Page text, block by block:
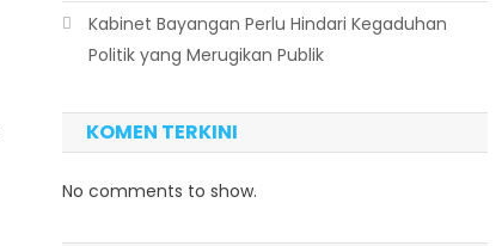
Kabinet Bayangan Perlu Hindari Kegaduhan
Politik yang Merugikan Publik
KOMEN TERKINI
No comments to show.